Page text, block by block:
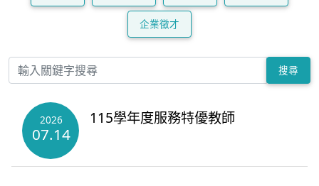
企業徵才
搜尋
2026
07.14
115學年度服務特優教師